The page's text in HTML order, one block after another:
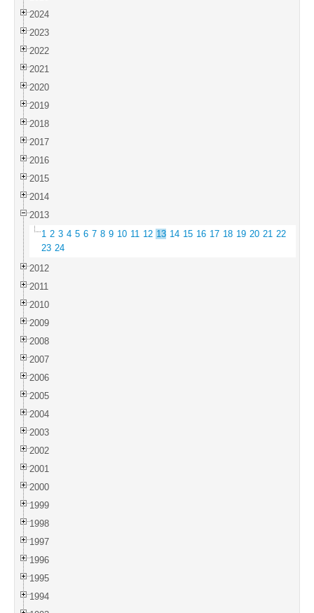
2024
2023
2022
2021
2020
2019
2018
2017
2016
2015
2014
2013
1 2 3 4 5 6 7 8 9 10 11 12 13 14 15 16 17 18 19 20 21 22
23 24
2012
2011
2010
2009
2008
2007
2006
2005
2004
2003
2002
2001
2000
1999
1998
1997
1996
1995
1994